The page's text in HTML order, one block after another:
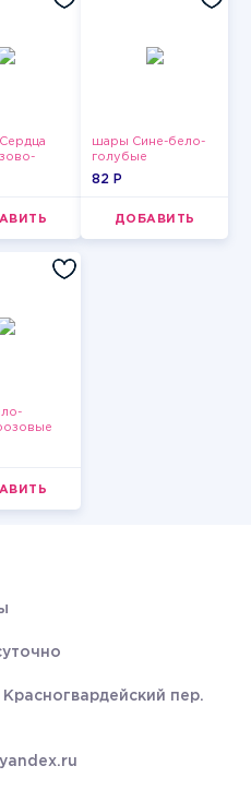
шары Сине-бело-
голубые
пастельные
82 P
ДОБАВИТЬ
пер.